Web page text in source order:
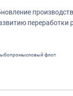
переработки
флот